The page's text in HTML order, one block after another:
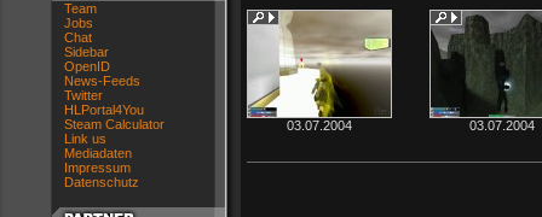
Team
Jobs
Chat
Sidebar
OpenID
News-Feeds
Twitter
HLPortal4You
Steam Calculator
Link us
Mediadaten
Impressum
Datenschutz
03.07.2004 03.07.2004